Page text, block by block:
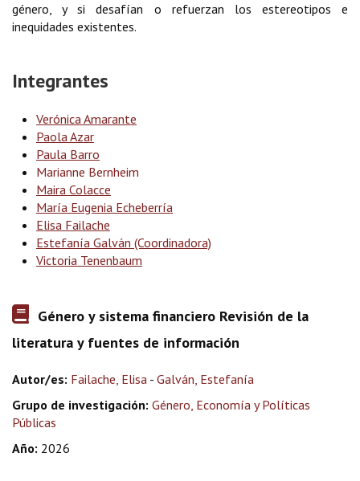
género, y si desafían o refuerzan los estereotipos e
inequidades existentes.
Integrantes
Verónica Amarante
Paola Azar
Paula Barro
Marianne Bernheim
Maira Colacce
María Eugenia Echeberría
Elisa Failache
Estefanía Galván (Coordinadora)
Victoria Tenenbaum
Género y sistema financiero Revisión de la
literatura y fuentes de información
Autor/es: Failache, Elisa - Galván, Estefanía
Grupo de investigación: Género, Economía y Políticas
Públicas
Año: 2026